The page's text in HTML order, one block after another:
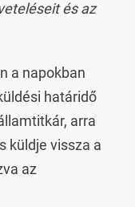
és az
a napokban
határidő
arra
küldje vissza a
az